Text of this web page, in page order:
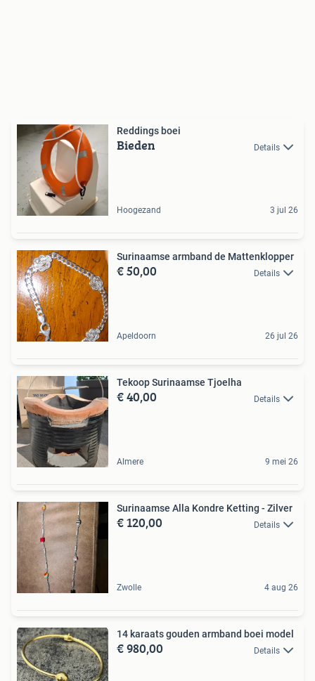
Reddings boei
Bieden Details
Hoogezand 3 jul 26
Surinaamse armband de Mattenklopper
€ 50,00 Details
Apeldoorn 26 jul 26
Tekoop Surinaamse Tjoelha
€ 40,00 Details
Almere 9 mei 26
Surinaamse Alla Kondre Ketting - Zilver
€ 120,00 Details
Zwolle 4 aug 26
14 karaats gouden armband boei model
€ 980,00 Details